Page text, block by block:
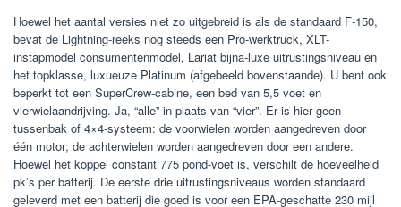
Hoewel het aantal versies niet zo uitgebreid is als de standaard F-150,
bevat de Lightning-reeks nog steeds een Pro-werktruck, XLT-
instapmodel consumentenmodel, Lariat bijna-luxe uitrustingsniveau en
het topklasse, luxueuze Platinum (afgebeeld bovenstaande). U bent ook
beperkt tot een SuperCrew-cabine, een bed van 5,5 voet en
vierwielaandrijving. Ja, “alle” in plaats van “vier”. Er is hier geen
tussenbak of 4×4-systeem: de voorwielen worden aangedreven door
één motor; de achterwielen worden aangedreven door een andere.
Hoewel het koppel constant 775 pond-voet is, verschilt de hoeveelheid
pk’s per batterij. De eerste drie uitrustingsniveaus worden standaard
geleverd met een batterij die goed is voor een EPA-geschatte 230 mijl